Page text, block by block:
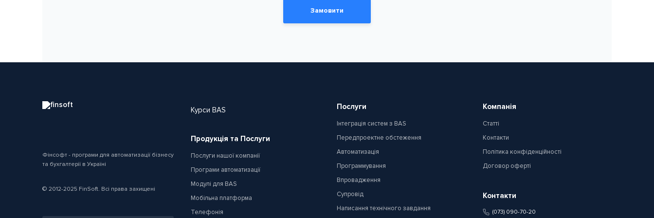
Замовити
Фінсофт - програми для автоматизації бізнесу
та бухгалтерії в Україні
© 2012-2025 FinSoft. Всі права захищені
Курси BAS
Продукція та Послуги
Послуги нашої компанії
Програми автоматизації
Модулі для BAS
Мобільна платформа
Телефонія
Послуги
Інтеграція систем з BAS
Передпроектне обстеження
Автоматизація
Программування
Впровадження
Супровід
Написання технічного завдання
Компанія
Статті
Контакти
Політика конфіденційності
Договор оферті
Контакти
(073) 090-70-20